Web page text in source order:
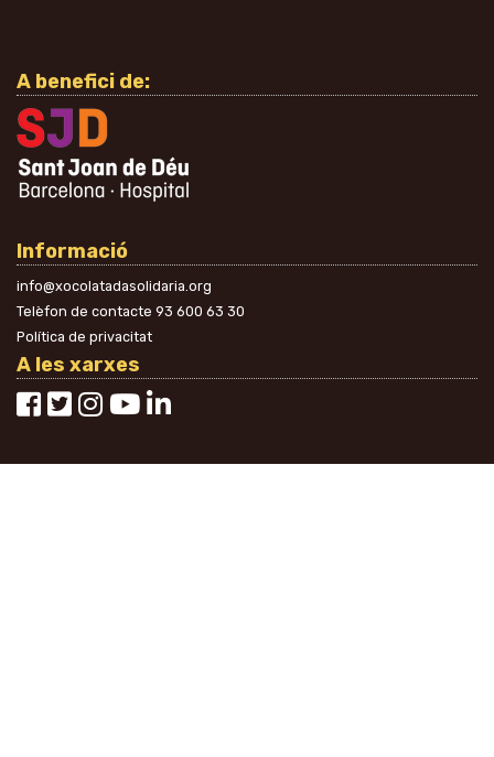
A benefici de:
Informació
info@xocolatadasolidaria.org
Telèfon de contacte 93 600 63 30
Política de privacitat
A les xarxes